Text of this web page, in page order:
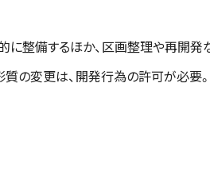
に整備するほか、区画整理や再開発
の変更は、開発行為の許可が必要。